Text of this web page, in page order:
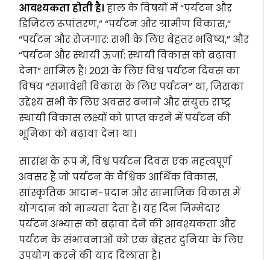
आवश्यकता होती है। हाल के विषयों में “पर्यटन और
डिजिटल रूपांतरण,” “पर्यटन और ग्रामीण विकास,”
“पर्यटन और रोजगार: सभी के लिए बेहतर भविष्य,” और
“पर्यटन और स्थायी ऊर्जा: स्थायी विकास को बढ़ावा
देना” शामिल हैं। 2021 के लिए विश्व पर्यटन दिवस का
विषय “समावेशी विकास के लिए पर्यटन” था, जिसका
उद्देश्य सभी के लिए अवसर बनाने और संयुक्त राष्ट्र
स्थायी विकास लक्ष्यों को प्राप्त करने में पर्यटन की
भूमिका को बढ़ावा देना था।
सारांश के रूप में, विश्व पर्यटन दिवस एक महत्वपूर्ण
अवसर है जो पर्यटन के वैश्विक आर्थिक विकास,
सांस्कृतिक आदान-प्रदान और सामाजिक विकास में
योगदान को मान्यता देता है। यह दिन जिम्मेदार
पर्यटन अभ्यास को बढ़ावा देने की आवश्यकता और
पर्यटन के संभावनाओं को एक बेहतर दुनिया के लिए
उपयोग करने की याद दिलाता है।